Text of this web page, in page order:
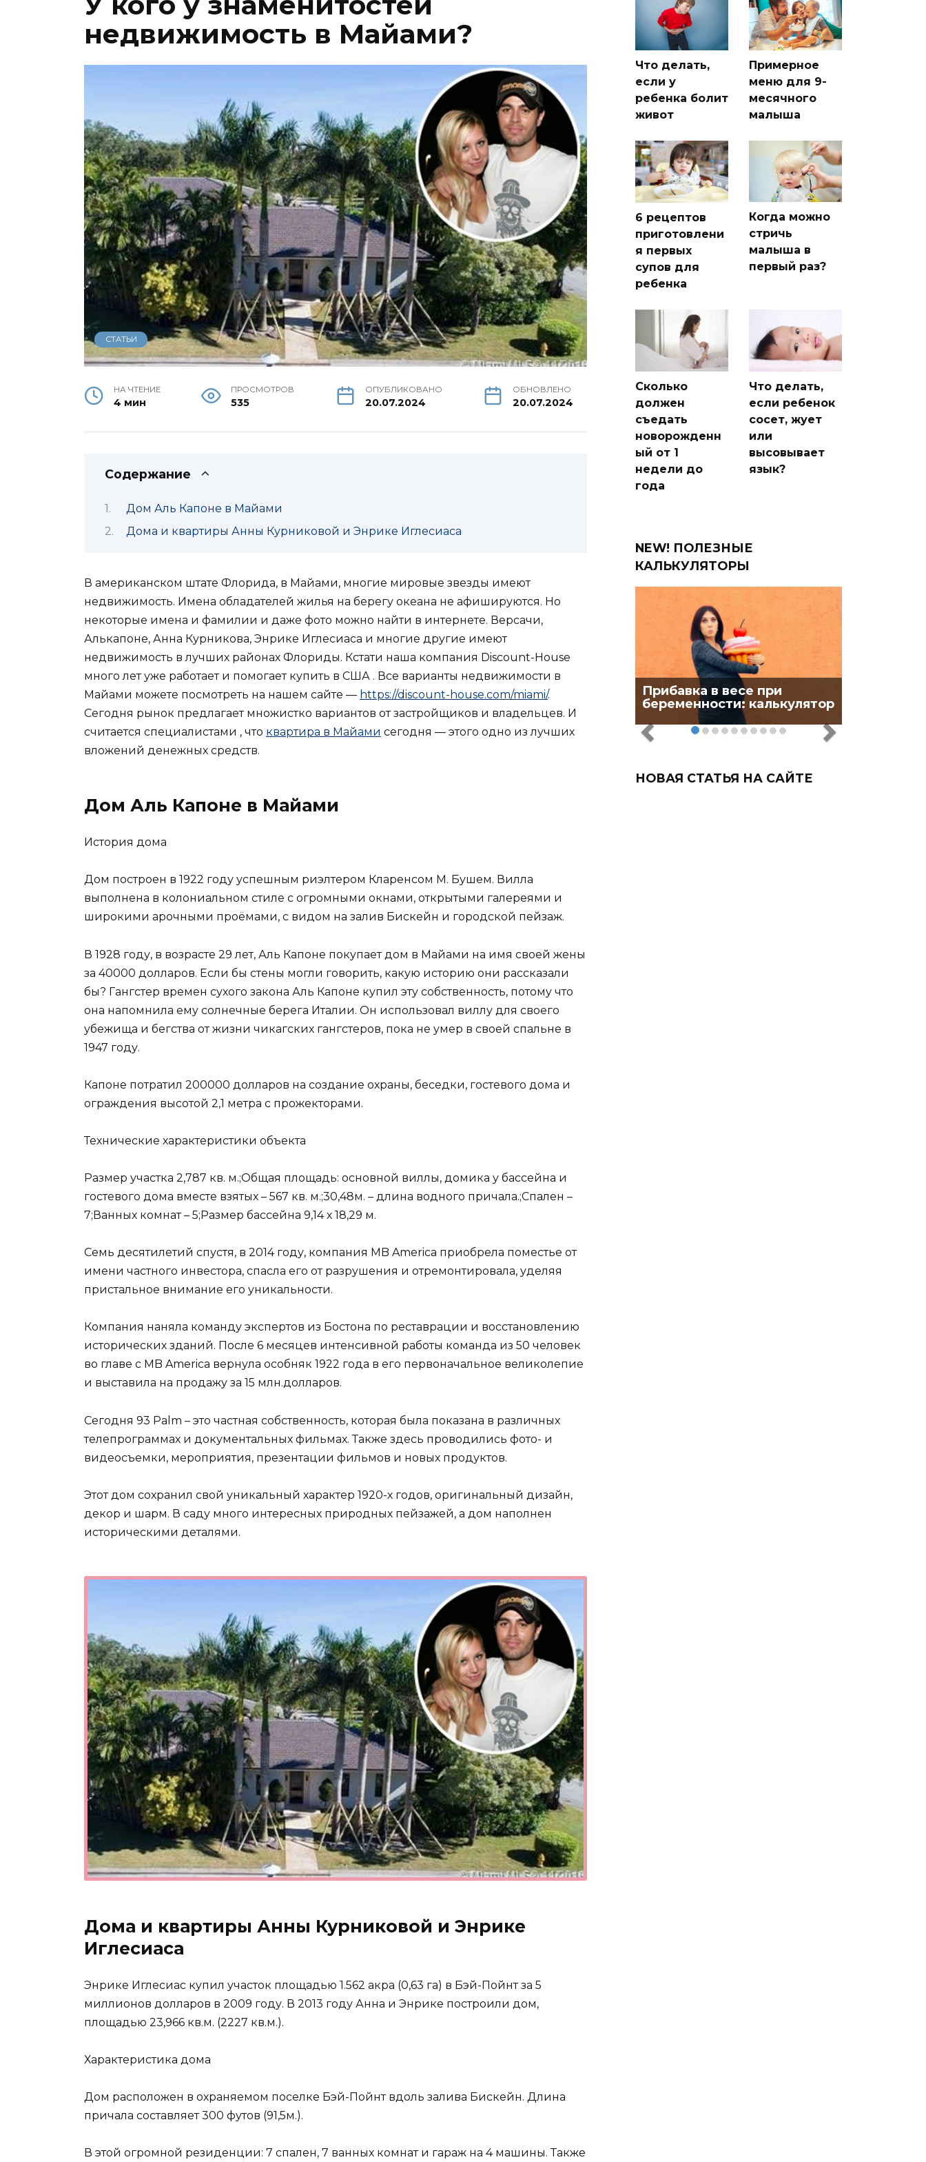
недвижимость в Майами?
СТАТЬИ
НА ЧТЕНИЕ
4 мин
ПРОСМОТРОВ
535
ОПУБЛИКОВАНО
20.07.2024
ОБНОВЛЕНО
20.07.2024
Содержание
Дом Аль Капоне в Майами
Дома и квартиры Анны Курниковой и Энрике Иглесиаса
В американском штате Флорида, в Майами, многие мировые звезды имеют
недвижимость. Имена обладателей жилья на берегу океана не афишируются. Но
некоторые имена и фамилии и даже фото можно найти в интернете. Версачи,
Алькапоне, Анна Курникова, Энрике Иглесиаса и многие другие имеют
недвижимость в лучших районах Флориды. Кстати наша компания Discount-House
много лет уже работает и помогает купить в США . Все варианты недвижимости в
Майами можете посмотреть на нашем сайте — https://discount-house.com/miami/.
Сегодня рынок предлагает множистко вариантов от застройщиков и владельцев. И
считается специалистами , что квартира в Майами сегодня — этого одно из лучших
вложений денежных средств.
Дом Аль Капоне в Майами
История дома
Дом построен в 1922 году успешным риэлтером Кларенсом М. Бушем. Вилла
выполнена в колониальном стиле с огромными окнами, открытыми галереями и
широкими арочными проёмами, с видом на залив Бискейн и городской пейзаж.
В 1928 году, в возрасте 29 лет, Аль Капоне покупает дом в Майами на имя своей жены
за 40000 долларов. Если бы стены могли говорить, какую историю они рассказали
бы? Гангстер времен сухого закона Аль Капоне купил эту собственность, потому что
она напомнила ему солнечные берега Италии. Он использовал виллу для своего
убежища и бегства от жизни чикагских гангстеров, пока не умер в своей спальне в
1947 году.
Капоне потратил 200000 долларов на создание охраны, беседки, гостевого дома и
ограждения высотой 2,1 метра с прожекторами.
Технические характеристики объекта
Размер участка 2,787 кв. м.;Общая площадь: основной виллы, домика у бассейна и
гостевого дома вместе взятых – 567 кв. м.;30,48м. – длина водного причала.;Спален –
7;Ванных комнат – 5;Размер бассейна 9,14 х 18,29 м.
Семь десятилетий спустя, в 2014 году, компания MB America приобрела поместье от
имени частного инвестора, спасла его от разрушения и отремонтировала, уделяя
пристальное внимание его уникальности.
Компания наняла команду экспертов из Бостона по реставрации и восстановлению
исторических зданий. После 6 месяцев интенсивной работы команда из 50 человек
во главе с MB America вернула особняк 1922 года в его первоначальное великолепие
и выставила на продажу за 15 млн.долларов.
Сегодня 93 Palm – это частная собственность, которая была показана в различных
телепрограммах и документальных фильмах. Также здесь проводились фото- и
видеосъемки, мероприятия, презентации фильмов и новых продуктов.
Этот дом сохранил свой уникальный характер 1920-х годов, оригинальный дизайн,
декор и шарм. В саду много интересных природных пейзажей, а дом наполнен
историческими деталями.
Дома и квартиры Анны Курниковой и Энрике
Иглесиаса
Энрике Иглесиас купил участок площадью 1.562 акра (0,63 га) в Бэй-Пойнт за 5
миллионов долларов в 2009 году. В 2013 году Анна и Энрике построили дом,
площадью 23,966 кв.м. (2227 кв.м.).
Характеристика дома
Дом расположен в охраняемом поселке Бэй-Пойнт вдоль залива Бискейн. Длина
причала составляет 300 футов (91,5м.).
В этой огромной резиденции: 7 спален, 7 ванных комнат и гараж на 4 машины. Также
Что делать,
если у
ребенка болит
живот
Примерное
меню для 9-
месячного
малыша
6 рецептов
приготовлени
я первых
супов для
ребенка
Когда можно
стричь
малыша в
первый раз?
Сколько
должен
съедать
новорожденн
ый от 1
недели до
года
Что делать,
если ребенок
сосет, жует
или
высовывает
язык?
NEW! ПОЛЕЗНЫЕ
КАЛЬКУЛЯТОРЫ
Прибавка в весе при
беременности: калькулятор
НОВАЯ СТАТЬЯ НА САЙТЕ